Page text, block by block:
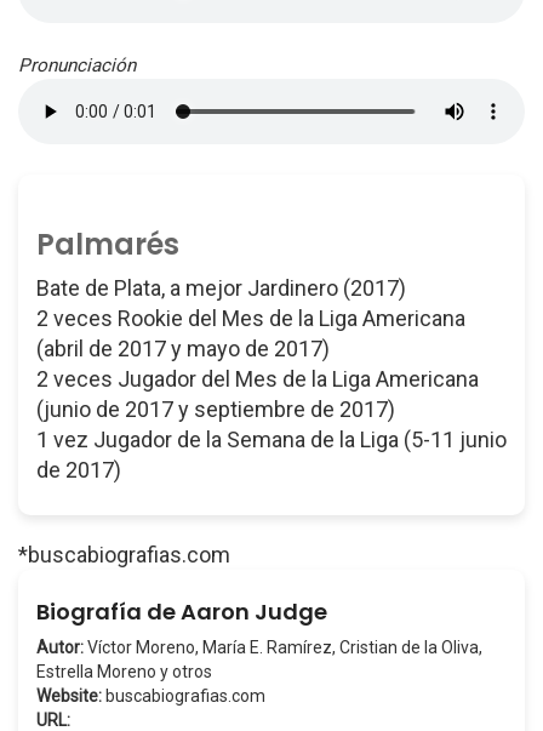
Pronunciación
Palmarés
Bate de Plata, a mejor Jardinero (2017)
2 veces Rookie del Mes de la Liga Americana
(abril de 2017 y mayo de 2017)
2 veces Jugador del Mes de la Liga Americana
(junio de 2017 y septiembre de 2017)
1 vez Jugador de la Semana de la Liga (5-11 junio
de 2017)
*buscabiografias.com
Biografía de Aaron Judge
Autor:Víctor Moreno, María E. Ramírez, Cristian de la Oliva,
Estrella Moreno y otros
Website: buscabiografias.com
URL: